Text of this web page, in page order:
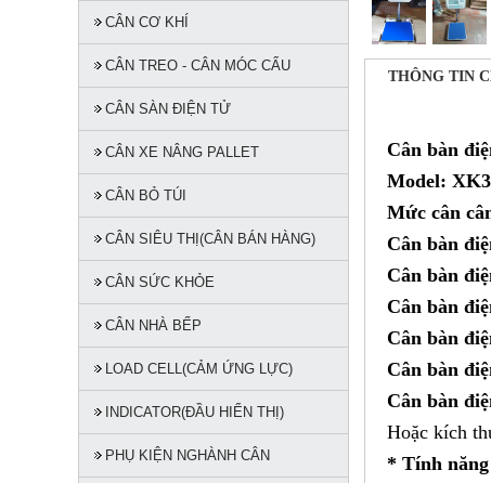
CÂN CƠ KHÍ
CÂN TREO - CÂN MÓC CẨU
CÂN SÀN ĐIỆN TỬ
CÂN XE NÂNG PALLET
CÂN BỎ TÚI
CÂN SIÊU THỊ(CÂN BÁN HÀNG)
CÂN SỨC KHỎE
CÂN NHÀ BẾP
LOAD CELL(CẢM ỨNG LỰC)
INDICATOR(ĐẦU HIỂN THỊ)
PHỤ KIỆN NGHÀNH CÂN
THÔNG TIN
Cân bàn
Model:
Mức cân
Cân bàn
Cân bàn
Cân bàn
Cân bàn
Cân bàn
Cân bàn
Hoặc kích
* Tính